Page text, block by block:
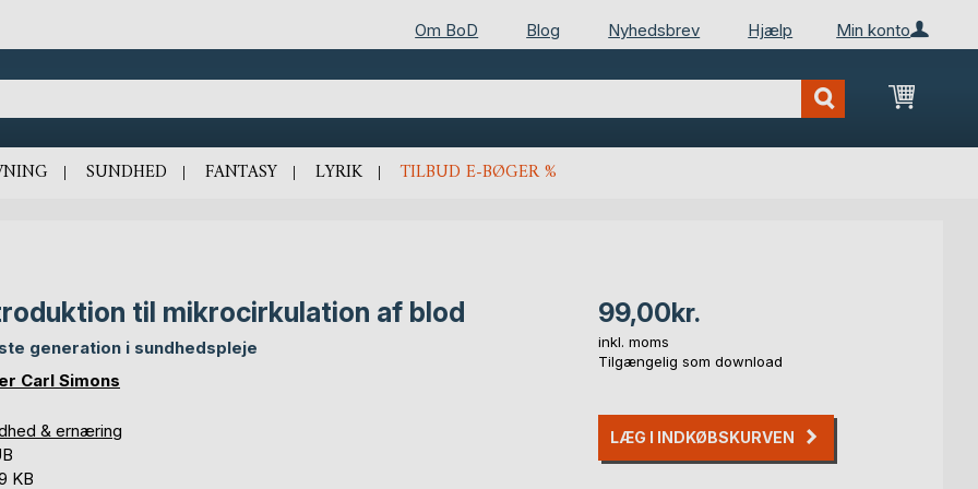
Min konto
Om BoD Blog Nyhedsbrev Hjælp
Min
SUNDHED FANTASY LYRIK TILBUD E-BØGER %
til mikrocirkulation af blod
generation i sundhedspleje
Carl Simons
& ernæring
KB
99,00kr.
inkl. moms
Tilgængelig som download
LÆG I INDKØBSKURVEN